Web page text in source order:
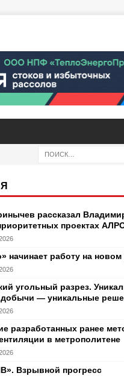
рассказал
проектах
начинает работу на новом
угольный разрез.
— уникальные
разработанных ранее
в метрополитене
Взрывной прогресс